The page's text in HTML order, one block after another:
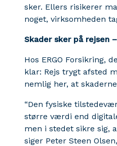
sker. Ellers risikerer
noget, virksomheden
Skader sker på rejsen
Hos ERGO Forsikring,
klar: Rejs trygt afsted
nemlig her, at
“Den fysiske
større værdi end
men i stedet sikre sig,
siger Peter Steen